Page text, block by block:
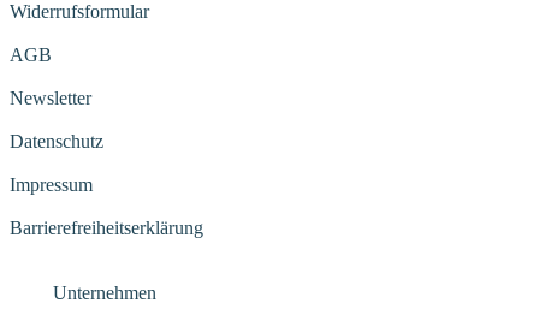
Widerrufsformular
AGB
Newsletter
Datenschutz
Impressum
Barrierefreiheitserklärung
Unternehmen